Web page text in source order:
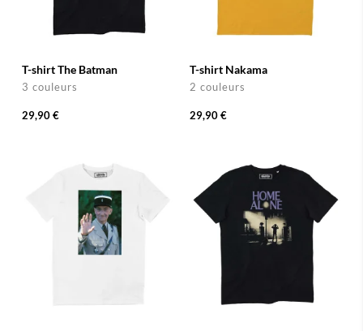
T-shirt The Batman
3 couleurs
29,90 €
T-shirt Nakama
2 couleurs
29,90 €